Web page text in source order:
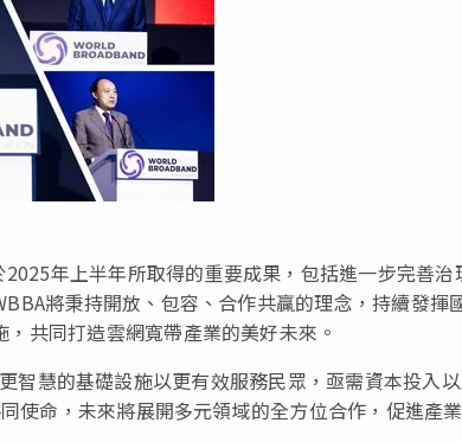
年上半年所取得的重要成果，包括進一步完善
將秉持開放、包容、合作共贏的理念，持續發揮
共同打造雲網寬帶產業的美好未來。
慧的基礎設施以更有效服務民眾，亟需資本投入
使命，未來將展開多元領域的全方位合作，促進產